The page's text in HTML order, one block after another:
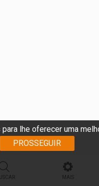
lhe oferecer uma
PROSSEGUIR
MAIS